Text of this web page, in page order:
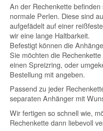
An der Rechenkette
normale Perlen. Diese sind
aufgefädelt auf einer
wir eine lange Haltbarkeit.
Befestigt können die
Sie möchten die
einen Spreizring, oder
Bestellung mit angeben.
Passend zu jeder
separaten Anhänger mit
Wir fertigen so schnell wie,
Rechenkette dann liebevoll